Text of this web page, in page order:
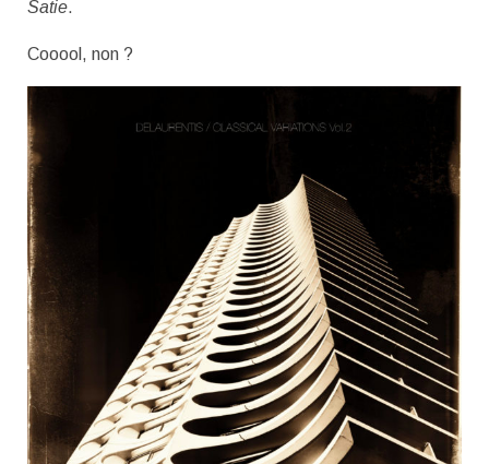
Satie.
Cooool, non ?